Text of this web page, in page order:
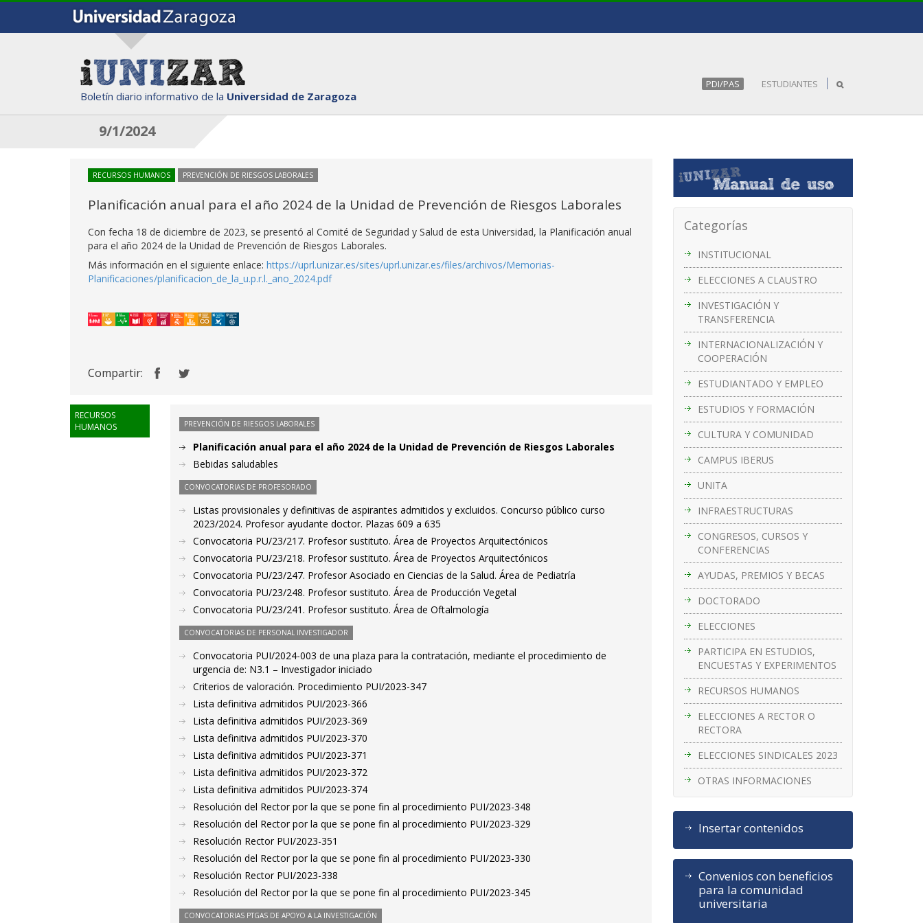
Boletín diario informativo de la Universidad de Zaragoza
PDI/PAS ESTUDIANTES
9/1/2024
Categorías
INSTITUCIONAL
ELECCIONES A CLAUSTRO
INVESTIGACIÓN Y
TRANSFERENCIA
INTERNACIONALIZACIÓN Y
COOPERACIÓN
ESTUDIANTADO Y EMPLEO
ESTUDIOS Y FORMACIÓN
CULTURA Y COMUNIDAD
CAMPUS IBERUS
UNITA
INFRAESTRUCTURAS
CONGRESOS, CURSOS Y
CONFERENCIAS
AYUDAS, PREMIOS Y BECAS
DOCTORADO
ELECCIONES
PARTICIPA EN ESTUDIOS,
ENCUESTAS Y EXPERIMENTOS
RECURSOS HUMANOS
ELECCIONES A RECTOR O
RECTORA
ELECCIONES SINDICALES 2023
OTRAS INFORMACIONES
Insertar contenidos
Convenios con beneficios
para la comunidad
universitaria
RECURSOS HUMANOS PREVENCIÓN DE RIESGOS LABORALES
Planificación anual para el año 2024 de la Unidad de Prevención de Riesgos Laborales
Con fecha 18 de diciembre de 2023, se presentó al Comité de Seguridad y Salud de esta Universidad, la Planificación anual
para el año 2024 de la Unidad de Prevención de Riesgos Laborales.
Más información en el siguiente enlace: https://uprl.unizar.es/sites/uprl.unizar.es/files/archivos/Memorias-
Planificaciones/planificacion_de_la_u.p.r.l._ano_2024.pdf
Compartir:
RECURSOS
HUMANOS
PREVENCIÓN DE RIESGOS LABORALES
Planificación anual para el año 2024 de la Unidad de Prevención de Riesgos Laborales
Bebidas saludables
CONVOCATORIAS DE PROFESORADO
Listas provisionales y definitivas de aspirantes admitidos y excluidos. Concurso público curso
2023/2024. Profesor ayudante doctor. Plazas 609 a 635
Convocatoria PU/23/217. Profesor sustituto. Área de Proyectos Arquitectónicos
Convocatoria PU/23/218. Profesor sustituto. Área de Proyectos Arquitectónicos
Convocatoria PU/23/247. Profesor Asociado en Ciencias de la Salud. Área de Pediatría
Convocatoria PU/23/248. Profesor sustituto. Área de Producción Vegetal
Convocatoria PU/23/241. Profesor sustituto. Área de Oftalmología
CONVOCATORIAS DE PERSONAL INVESTIGADOR
Convocatoria PUI/2024-003 de una plaza para la contratación, mediante el procedimiento de
urgencia de: N3.1 – Investigador iniciado
Criterios de valoración. Procedimiento PUI/2023-347
Lista definitiva admitidos PUI/2023-366
Lista definitiva admitidos PUI/2023-369
Lista definitiva admitidos PUI/2023-370
Lista definitiva admitidos PUI/2023-371
Lista definitiva admitidos PUI/2023-372
Lista definitiva admitidos PUI/2023-374
Resolución del Rector por la que se pone fin al procedimiento PUI/2023-348
Resolución del Rector por la que se pone fin al procedimiento PUI/2023-329
Resolución Rector PUI/2023-351
Resolución del Rector por la que se pone fin al procedimiento PUI/2023-330
Resolución Rector PUI/2023-338
Resolución del Rector por la que se pone fin al procedimiento PUI/2023-345
CONVOCATORIAS PTGAS DE APOYO A LA INVESTIGACIÓN